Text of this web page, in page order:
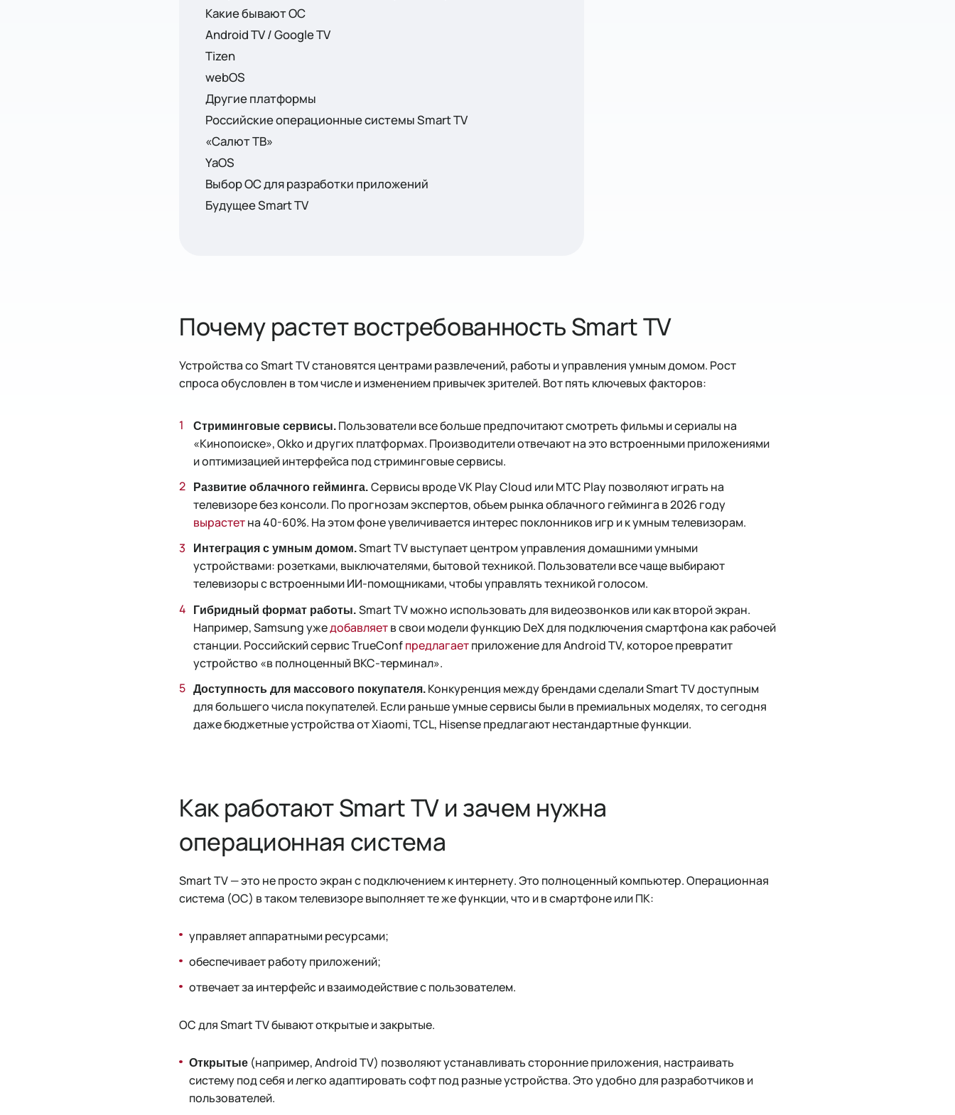
Какие бывают ОС
Android TV / Google TV
Tizen
webOS
Другие платформы
Российские операционные системыSmart TV
«Салют ТВ»
YaOS
Выбор ОС для разработки приложений
Будущее Smart TV
Почему растет востребованность Smart TV
Устройства со Smart TV становятся центрами развлечений, работы и управления умным домом. Рост
спроса обусловлен в том числе и изменением привычек зрителей. Вот пять ключевых факторов:
Стриминговые сервисы.Пользователи все больше предпочитают смотреть фильмы и сериалы на
«Кинопоиске», Okko и других платформах. Производители отвечают на это встроенными приложениями
и оптимизацией интерфейса под стриминговые сервисы.
Развитие облачного гейминга. Сервисы вроде VK Play Cloud или МТС Play позволяют играть на
телевизоре без консоли. По прогнозам экспертов, объем рынка облачного гейминга в 2026 году
вырастетна 40-60%. На этом фоне увеличивается интерес поклонников игр и к умным телевизорам.
Интеграция с умным домом.Smart TV выступает центром управления домашними умными
устройствами: розетками, выключателями, бытовой техникой. Пользователи все чаще выбирают
телевизоры с встроенными ИИ-помощниками, чтобы управлять техникой голосом.
Гибридный формат работы. Smart TV можно использовать для видеозвонков или как второй экран.
Например, Samsung ужедобавляетв свои модели функцию DeX для подключения смартфона как рабочей
станции. Российский сервис TrueConfпредлагаетприложение для Android TV, которое превратит
устройство «в полноценный ВКС-терминал».
Доступность для массового покупателя.Конкуренция между брендами сделали Smart TV доступным
для большего числа покупателей. Если раньше умные сервисы были в премиальных моделях, то сегодня
даже бюджетные устройства от Xiaomi, TCL, Hisense предлагают нестандартные функции.
Как работают Smart TV и зачем нужна
операционная система
Smart TV — это не просто экран с подключением к интернету. Это полноценный компьютер. Операционная
система (ОС) в таком телевизоре выполняет те же функции, что и в смартфоне или ПК:
управляет аппаратными ресурсами;
обеспечивает работу приложений;
отвечает за интерфейс и взаимодействие с пользователем.
ОС для Smart TV бывают открытые и закрытые.
Открытые(например, Android TV) позволяют устанавливать сторонние приложения, настраивать
систему под себя и легко адаптировать софт под разные устройства. Это удобно для разработчиков и
пользователей.